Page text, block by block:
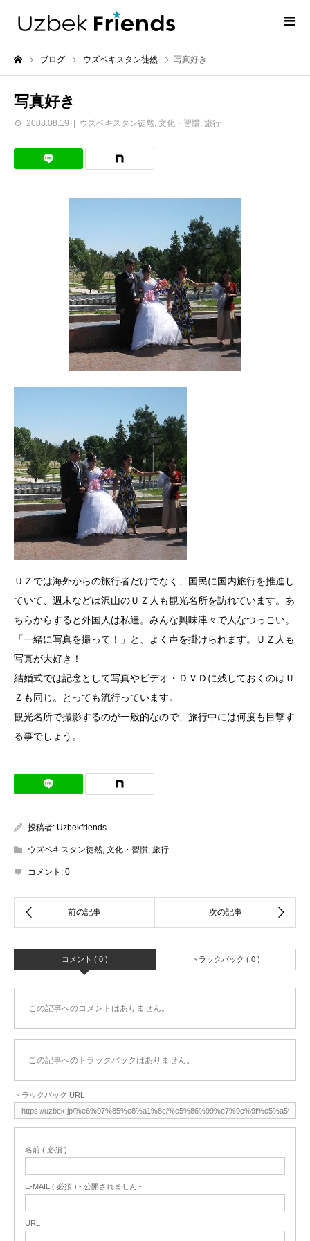
ブログ ウズベキスタン徒然 写真好き
写真好き
2008.08.19 ウズベキスタン徒然 文化・習慣 旅行
ＵＺでは海外からの旅行者だけでなく、国民に国内旅行を推進し
ていて、週末などは沢山のＵＺ人も観光名所を訪れています。あ
ちらからすると外国人は私達。みんな興味津々で人なつっこい。
「一緒に写真を撮って！」と、よく声を掛けられます。ＵＺ人も
写真が大好き！
結婚式では記念として写真やビデオ・ＤＶＤに残しておくのはＵ
Ｚも同じ。とっても流行っています。
観光名所で撮影するのが一般的なので、旅行中には何度も目撃す
る事でしょう。
投稿者: Uzbekfriends
ウズベキスタン徒然 文化・習慣 旅行
コメント: 0
コメント ( 0 ) トラックバック ( 0 )
この記事へのコメントはありません。
この記事へのトラックバックはありません。
トラックバック URL
名前 ( 必須 )
E-MAIL ( 必須 ) - 公開されません -
URL